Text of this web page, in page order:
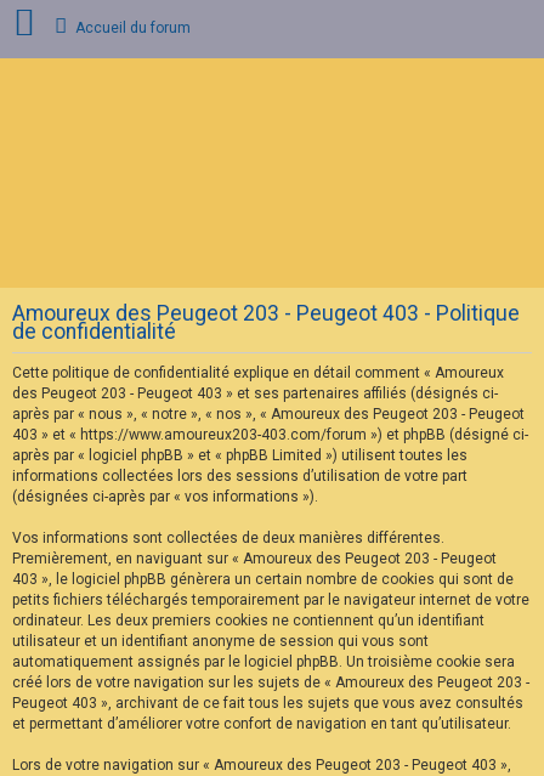
I
n
s
c
r
i
p
t
i
o
n
F
A
Q
Accueil du forum
Amoureux des Peugeot 203 - Peugeot 403 - Politique
de confidentialité
Cette politique de confidentialité explique en détail comment « Amoureux
des Peugeot 203 - Peugeot 403 » et ses partenaires affiliés (désignés ci-
après par « nous », « notre », « nos », « Amoureux des Peugeot 203 - Peugeot
403 » et « https://www.amoureux203-403.com/forum ») et phpBB (désigné ci-
après par « logiciel phpBB » et « phpBB Limited ») utilisent toutes les
informations collectées lors des sessions d’utilisation de votre part
(désignées ci-après par « vos informations »).
Vos informations sont collectées de deux manières différentes.
Premièrement, en naviguant sur « Amoureux des Peugeot 203 - Peugeot
403 », le logiciel phpBB génèrera un certain nombre de cookies qui sont de
petits fichiers téléchargés temporairement par le navigateur internet de votre
ordinateur. Les deux premiers cookies ne contiennent qu’un identifiant
utilisateur et un identifiant anonyme de session qui vous sont
automatiquement assignés par le logiciel phpBB. Un troisième cookie sera
créé lors de votre navigation sur les sujets de « Amoureux des Peugeot 203 -
Peugeot 403 », archivant de ce fait tous les sujets que vous avez consultés
et permettant d’améliorer votre confort de navigation en tant qu’utilisateur.
Lors de votre navigation sur « Amoureux des Peugeot 203 - Peugeot 403 »,